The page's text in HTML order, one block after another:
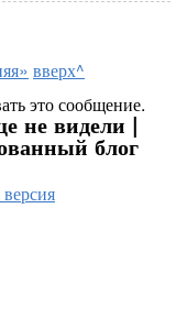
вверх^
это сообщение.
не видели |
блог